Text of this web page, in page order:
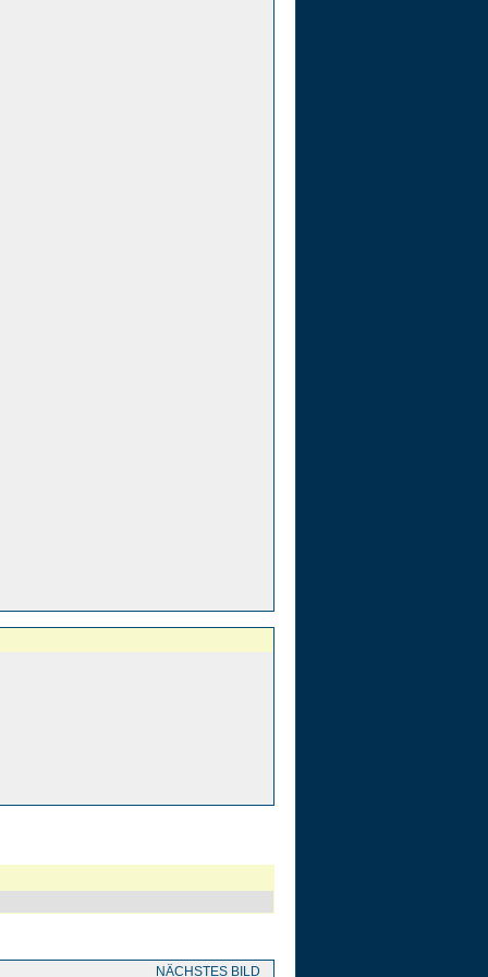
NÄCHSTES BILD